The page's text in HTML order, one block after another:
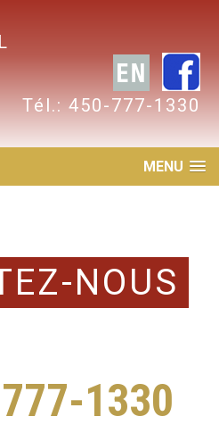
Tél.: 450-777-1330
MENU
NOUS
1330